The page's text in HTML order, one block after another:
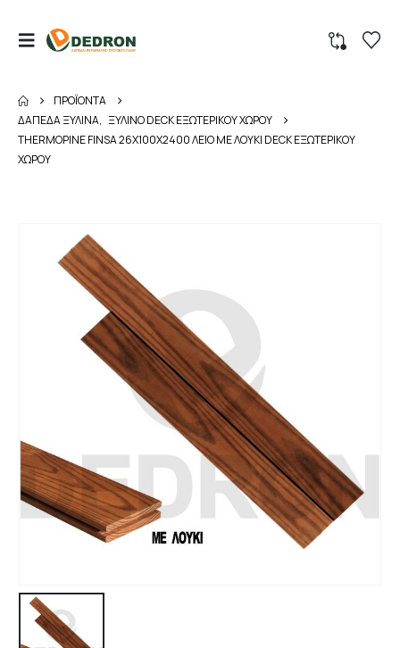
ΠΡΟΪΌΝΤΑ
ΔΑΠΕΔΑ ΞΥΛΙΝΑ, ΞΥΛΙΝΟ DECK ΕΞΩΤΕΡΙΚΟΥ ΧΩΡΟΥ
THERMOPINE FINSA 26Χ100X2400 ΛΕΙΟ ΜΕ ΛΟΥΚΙ DECK ΕΞΩΤΕΡΙΚΟΥ
ΧΩΡΟΥ